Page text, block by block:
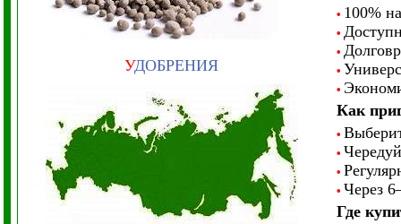
УДОБРЕНИЯ
• 100%
•
•
•
•
Как
•
•
•
• Через
Где